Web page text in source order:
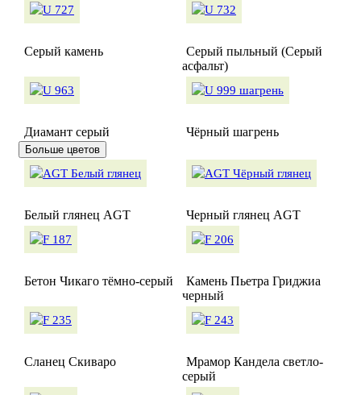
Серый камень
Серый пыльный (Серый
асфальт)
Диамант серый Чёрный шагрень
Больше цветов
Белый глянец AGT Черный глянец AGT
Бетон Чикаго тёмно-серый
Камень Пьетра Гриджиа
черный
Сланец Скиваро
Мрамор Кандела светло-
серый